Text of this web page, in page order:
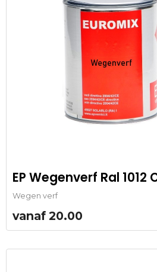
EP Wegenverf Ral 1012
Wegen verf
vanaf 20.00